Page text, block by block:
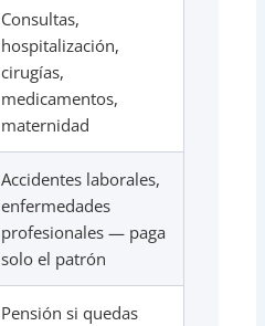
Consultas,
hospitalización,
cirugías,
medicamentos,
maternidad
Accidentes laborales,
enfermedades
profesionales — paga
solo el patrón
Pensión si quedas